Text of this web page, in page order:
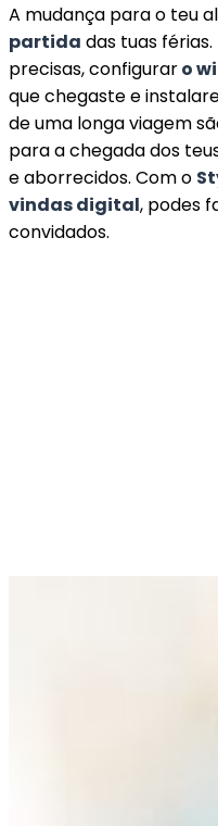
A mudança para o teu
partida das tuas
precisas, configuraro
que chegaste e
de uma longa viagem
para a chegada dos
e aborrecidos. Com o
vindas digital, podes
convidados.